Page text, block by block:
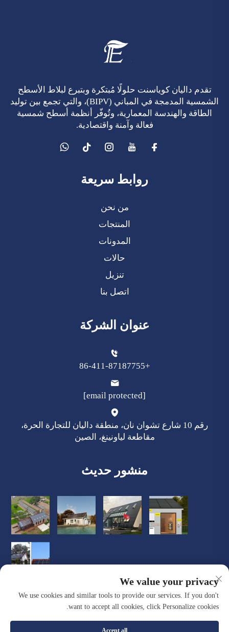
تقدم داليان كوياسنت حلولًا مُبتكرة وبتبرع لبلاط الأسطح
الشمسية المدمجة في المباني (BIPV)، والتي تجمع بين توليد
الطاقة والهندسة المعمارية، وتُوفّر أنظمة أسطح شمسية
فعالة وآمنة واقتصادية.
روابط سريعة
من نحن
المنتجات
المدونات
حالات
تنزيل
اتصل بنا
عنوان الشركة
+86-411-87187755
[email protected]
رقم 10 شارع تشوان نان، منطقة داليان للتجارة الحرة،
مقاطعة لياونينغ، الصين
منشور حديث
We value your privacy
We use cookies and similar tools to provide our services. If you don't
want to accept all cookies, click Personalize cookies.
Accept all